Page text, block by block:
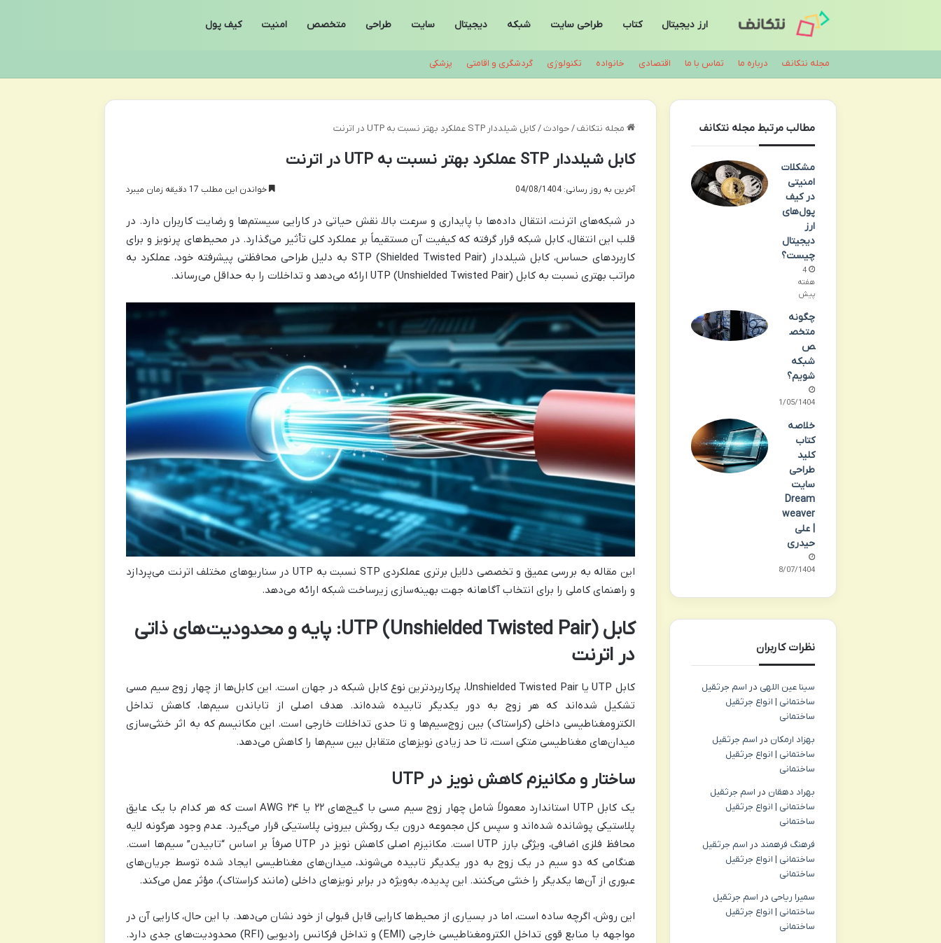
ارز دیجیتال کتاب طراحی سایت شبکه دیجیتال سایت طراحی متخصص امنیت کیف پول
مجله نتکانف درباره ما تماس با ما اقتصادی خانواده تکنولوژی گردشگری و اقامتی پزشکی
مجله نتکانف/حوادث/کابل شیلددار STP عملکرد بهتر نسبت به UTP در اترنت
کابل شیلددار STP عملکرد بهتر نسبت به UTP در اترنت
آخرین به روز رسانی: 04/08/1404 خواندن این مطلب 17 دقیقه زمان میبرد
در شبکه‌های اترنت، انتقال داده‌ها با پایداری و سرعت بالا، نقش حیاتی در کارایی سیستم‌ها و رضایت کاربران دارد. در
قلب این انتقال، کابل شبکه قرار گرفته که کیفیت آن مستقیماً بر عملکرد کلی تأثیر می‌گذارد. در محیط‌های پرنویز و برای
کاربردهای حساس، کابل شیلددار STP (Shielded Twisted Pair) به دلیل طراحی محافظتی پیشرفته خود، عملکرد به
مراتب بهتری نسبت به کابل UTP (Unshielded Twisted Pair) ارائه می‌دهد و تداخلات را به حداقل می‌رساند.
این مقاله به بررسی عمیق و تخصصی دلایل برتری عملکردی STP نسبت به UTP در سناریوهای مختلف اترنت می‌پردازد
و راهنمای کاملی را برای انتخاب آگاهانه جهت بهینه‌سازی زیرساخت شبکه ارائه می‌دهد.
کابل UTP (Unshielded Twisted Pair): پایه و محدودیت‌های ذاتی
در اترنت
کابل UTP یا Unshielded Twisted Pair، پرکاربردترین نوع کابل شبکه در جهان است. این کابل‌ها از چهار زوج سیم مسی
تشکیل شده‌اند که هر زوج به دور یکدیگر تابیده شده‌اند. هدف اصلی از تاباندن سیم‌ها، کاهش تداخل
الکترومغناطیسی داخلی (کراستاک) بین زوج‌سیم‌ها و تا حدی تداخلات خارجی است. این مکانیسم که به اثر خنثی‌سازی
میدان‌های مغناطیسی متکی است، تا حد زیادی نویزهای متقابل بین سیم‌ها را کاهش می‌دهد.
ساختار و مکانیزم کاهش نویز در UTP
یک کابل UTP استاندارد معمولاً شامل چهار زوج سیم مسی با گیج‌های ۲۲ یا ۲۴ AWG است که هر کدام با یک عایق
پلاستیکی پوشانده شده‌اند و سپس کل مجموعه درون یک روکش بیرونی پلاستیکی قرار می‌گیرد. عدم وجود هرگونه لایه
محافظ فلزی اضافی، ویژگی بارز UTP است. مکانیزم اصلی کاهش نویز در UTP صرفاً بر اساس “تابیدن” سیم‌ها است.
هنگامی که دو سیم در یک زوج به دور یکدیگر تابیده می‌شوند، میدان‌های مغناطیسی ایجاد شده توسط جریان‌های
عبوری از آن‌ها یکدیگر را خنثی می‌کنند. این پدیده، به‌ویژه در برابر نویزهای داخلی (مانند کراستاک)، مؤثر عمل می‌کند.
این روش، اگرچه ساده است، اما در بسیاری از محیط‌ها کارایی قابل قبولی از خود نشان می‌دهد. با این حال، کارایی آن در
مواجهه با منابع قوی تداخل الکترومغناطیسی خارجی (EMI) و تداخل فرکانس رادیویی (RFI) محدودیت‌های جدی دارد.
مطالب مرتبط مجله نتکانف
مشکلات
امنیتی
در کیف
پول‌های
ارز
دیجیتال
چیست؟
4
هفته
پیش
چگونه
متخص
ص
شبکه
شویم؟
31/05/1404
خلاصه
کتاب
کلید
طراحی
سایت
Dream
weaver
| علی
حیدری
08/07/1404
نظرات کاربران
سینا عین اللهی در اسم جرثقیل
ساختمانی | انواع جرثقیل
ساختمانی
بهزاد ارمکان در اسم جرثقیل
ساختمانی | انواع جرثقیل
ساختمانی
بهراد دهقان در اسم جرثقیل
ساختمانی | انواع جرثقیل
ساختمانی
فرهنگ فرهمند در اسم جرثقیل
ساختمانی | انواع جرثقیل
ساختمانی
سمیرا ریاحی در اسم جرثقیل
ساختمانی | انواع جرثقیل
ساختمانی